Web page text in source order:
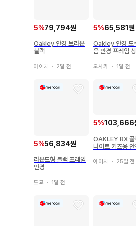
5%79,794원
Oakley 안경 브라운
블랙
아이치 ・ 2달 전
5%65,581원
Oakley 안경 도
음 안경 프레임
오사카・ 1달 전
5%56,834원
라운드형 블랙 프레임
안경
도쿄 ・ 1달 전
5%103,666
OAKLEY RX 풀
나이트 키즈용 안
아이치 ・ 25일 전